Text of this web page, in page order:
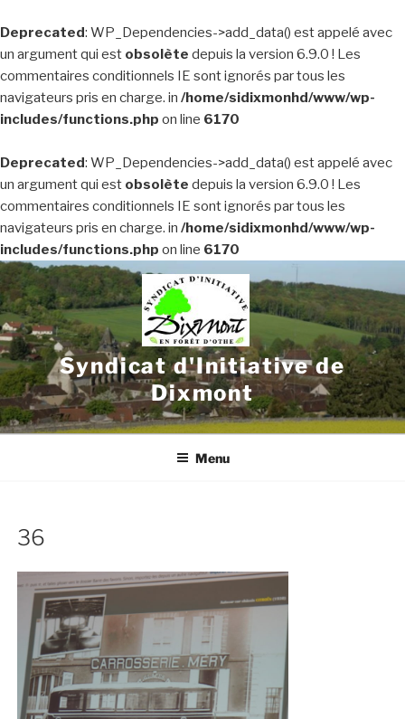
Deprecated: WP_Dependencies->add_data() est appelé avec
un argument qui est obsolète depuis la version 6.9.0 ! Les
commentaires conditionnels IE sont ignorés par tous les
navigateurs pris en charge. in /home/sidixmonhd/www/wp-
includes/functions.php on line 6170
Deprecated: WP_Dependencies->add_data() est appelé avec
un argument qui est obsolète depuis la version 6.9.0 ! Les
commentaires conditionnels IE sont ignorés par tous les
navigateurs pris en charge. in /home/sidixmonhd/www/wp-
includes/functions.php on line 6170
Aller
au
contenu
principal
Syndicat d'Initiative de
Dixmont
Menu
36